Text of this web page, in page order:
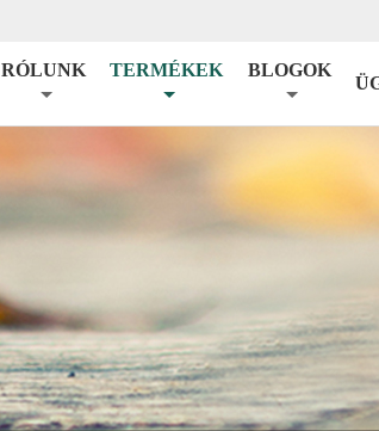
RÓLUNK TERMÉKEK BLOGOK